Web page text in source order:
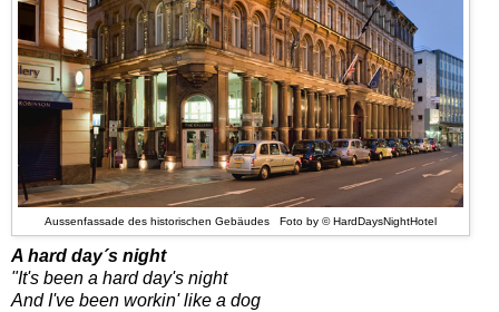
Aussenfassade des historischen Gebäudes Foto by © HardDaysNightHotel
A hard day´s night
"It's been a hard day's night
And I've been workin' like a dog